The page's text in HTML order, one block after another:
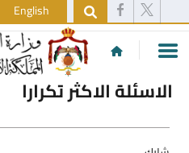
English
الاسئلة الاكثر تكرارا